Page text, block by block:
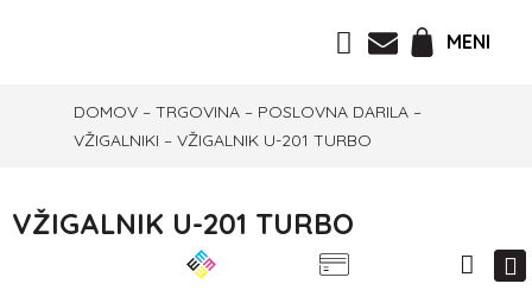
MENI
DOMOV – TRGOVINA – POSLOVNA DARILA –
VŽIGALNIKI – VŽIGALNIK U-201 TURBO
VŽIGALNIK U-201 TURBO